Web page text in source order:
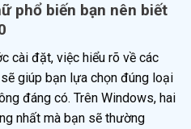
phổ biến bạn nên biết
cài đặt, việc hiểu rõ về các
giúp bạn lựa chọn đúng loại
đáng có. Trên Windows, hai
nhất mà bạn sẽ thường